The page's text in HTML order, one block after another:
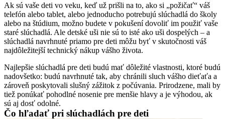
Ak sú vaše deti vo veku, keď už prišli na to, ako si „požičať“ váš
telefón alebo tablet, alebo jednoducho potrebujú slúchadlá do školy
alebo na štúdium, možno budete v pokušení dovoliť im použiť vaše
staré slúchadlá. Ale detské uši nie sú to isté ako uši dospelých – a
slúchadlá navrhnuté priamo pre deti môžu byť v skutočnosti váš
najdôležitejší technický nákup vášho života.
Najlepšie slúchadlá pre deti budú mať dôležité vlastnosti, ktoré budú
nadovšetko: budú navrhnuté tak, aby chránili sluch vášho dieťaťa a
zároveň poskytovali slušný zážitok z počúvania. Prirodzene, mali by
tiež ponúkať pohodlné nosenie pre menšie hlavy a je výhodou, ak
sú aj dosť odolné.
Čo hľadať pri slúchadlách pre deti